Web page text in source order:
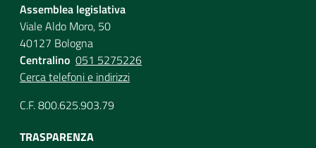
Assemblea legislativa
Viale Aldo Moro, 50
40127 Bologna
Centralino 051 5275226
Cerca telefoni e indirizzi
C.F. 800.625.903.79
TRASPARENZA